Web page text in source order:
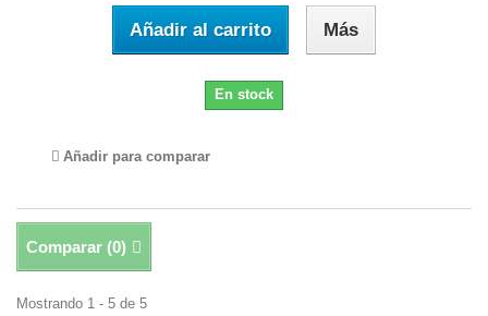
Añadir al carrito Más
En stock
Añadir para comparar
Comparar (0)
Mostrando 1 - 5 de 5